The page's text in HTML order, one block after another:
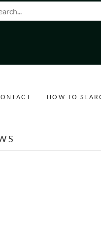
form
HOW TO